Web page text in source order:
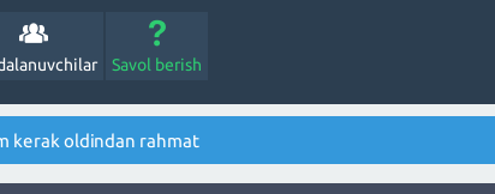
Savol berish
kerak oldindan rahmat